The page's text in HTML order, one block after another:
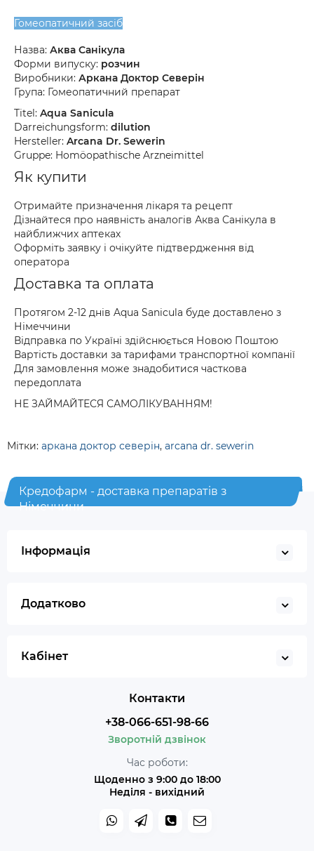
Гомеопатичний засіб
Назва: Аква Санікула
Форми випуску: розчин
Виробники: Аркана Доктор Северін
Група: Гомеопатичний препарат
Titel: Aqua Sanicula
Darreichungsform: dilution
Hersteller: Arcana Dr. Sewerin
Gruppe: Homöopathische Arzneimittel
Як купити
Отримайте призначення лікаря та рецепт
Дізнайтеся про наявність аналогів Аква Санікула в
найближчих аптеках
Оформіть заявку і очікуйте підтвердження від
оператора
Доставка та оплата
Протягом 2-12 днів Aqua Sanicula буде доставлено з
Німеччини
Відправка по Україні здійснюється Новою Поштою
Вартість доставки за тарифами транспортної компанії
Для замовлення може знадобитися часткова
передоплата
НЕ ЗАЙМАЙТЕСЯ САМОЛІКУВАННЯМ!
Мітки: аркана доктор северін, arcana dr. sewerin
Кредофарм - доставка препаратів з
Німеччини
Інформація
Додатково
Кабінет
Контакти
+38-066-651-98-66
Зворотній дзвінок
Час роботи:
Щоденно з 9:00 до 18:00
Неділя - вихідний